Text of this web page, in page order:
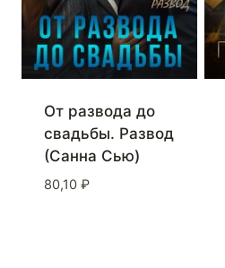
От развода до
свадьбы. Развод
(Санна Сью)
80,10 ₽